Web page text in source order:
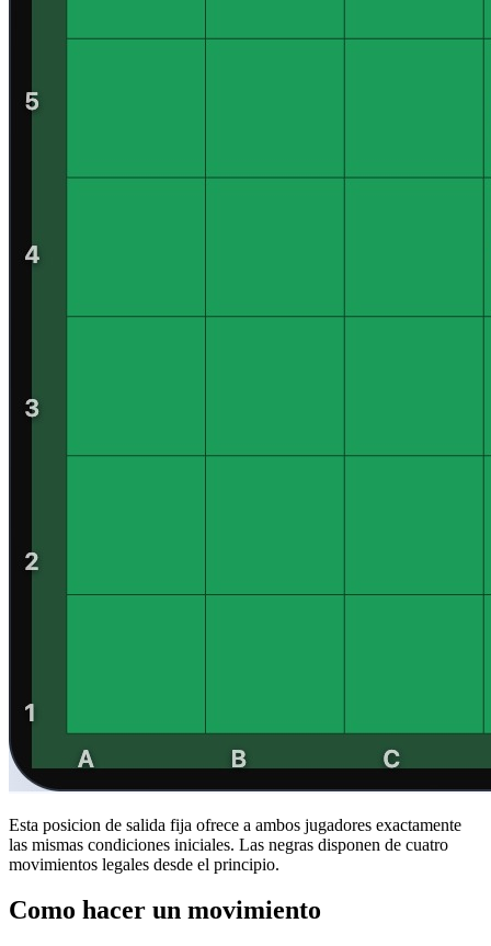
Esta posicion de salida fija ofrece a ambos jugadores exactamente
las mismas condiciones iniciales. Las negras disponen de cuatro
movimientos legales desde el principio.
Como hacer un movimiento